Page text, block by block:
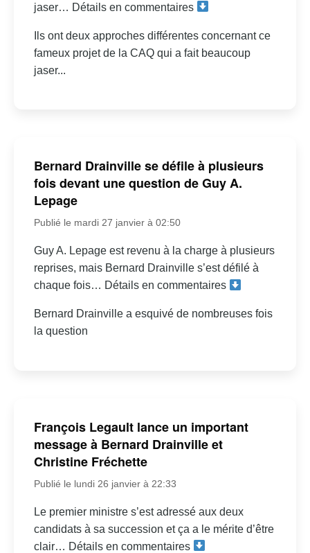
jaser… Détails en commentaires
Ils ont deux approches différentes concernant ce
fameux projet de la CAQ qui a fait beaucoup
jaser...
Bernard Drainville se défile à plusieurs
fois devant une question de Guy A.
Lepage
Publié le mardi 27 janvier à 02:50
Guy A. Lepage est revenu à la charge à plusieurs
reprises, mais Bernard Drainville s’est défilé à
chaque fois… Détails en commentaires
Bernard Drainville a esquivé de nombreuses fois
la question
François Legault lance un important
message à Bernard Drainville et
Christine Fréchette
Publié le lundi 26 janvier à 22:33
Le premier ministre s’est adressé aux deux
candidats à sa succession et ça a le mérite d’être
clair… Détails en commentaires